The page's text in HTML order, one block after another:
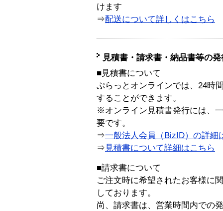
けます
⇒配送について詳しくはこちら
見積書・請求書・納品書等の
■見積書について
ぷらっとオンラインでは、24時
することができます。
※オンライン見積書発行には、
要です。
⇒一般法人会員（BizID）の詳細
⇒ 見積書について詳細はこちら
■請求書について
ご注文時に希望されたお客様に
しております。
尚、請求書は、営業時間内での